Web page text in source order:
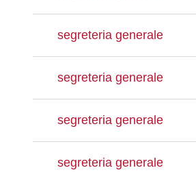
segreteria generale
segreteria generale
segreteria generale
segreteria generale